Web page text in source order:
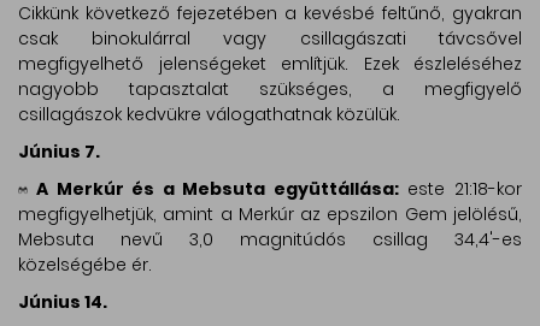
Cikkünk következő fejezetében a kevésbé feltűnő, gyakran
csak binokulárral vagy csillagászati távcsővel
megfigyelhető jelenségeket említjük. Ezek észleléséhez
nagyobb tapasztalat szükséges, a megfigyelő
csillagászok kedvükre válogathatnak közülük.
Június 7.
A Merkúr és a Mebsuta együttállása:este 21:18-kor
megfigyelhetjük, amint a Merkúr az epszilon Gem jelölésű,
Mebsuta nevű 3,0 magnitúdós csillag 34,4'-es
közelségébe ér.
Június 14.